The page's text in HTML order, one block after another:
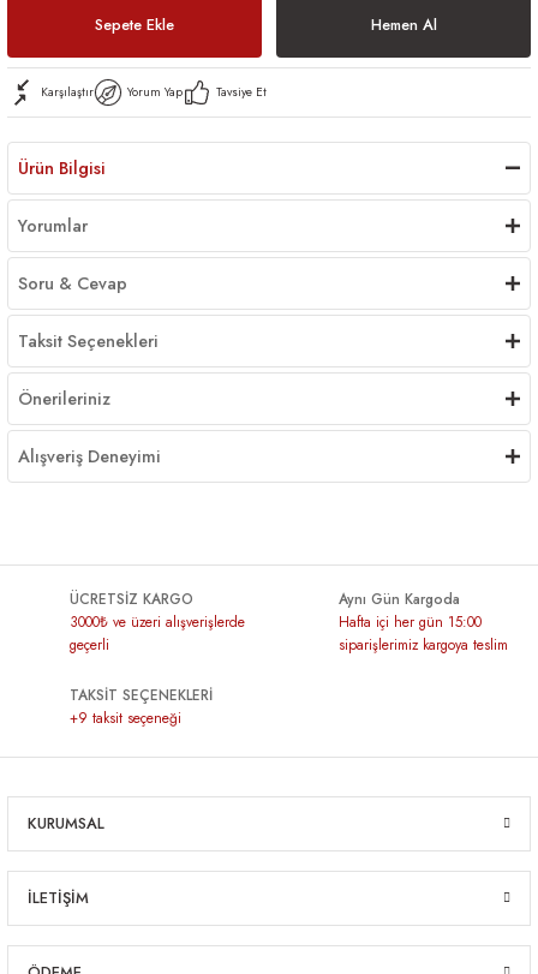
Sepete Ekle Hemen Al
Karşılaştır Yorum Yap Tavsiye Et
Ürün Bilgisi
Yorumlar
Soru & Cevap
Taksit Seçenekleri
Önerileriniz
Alışveriş Deneyimi
ÜCRETSİZ KARGO
3000₺ ve üzeri alışverişlerde
geçerli
Aynı Gün Kargoda
Hafta içi her gün 15:00
siparişlerimiz kargoya teslim
TAKSİT SEÇENEKLERİ
+9 taksit seçeneği
KURUMSAL
İLETİŞİM